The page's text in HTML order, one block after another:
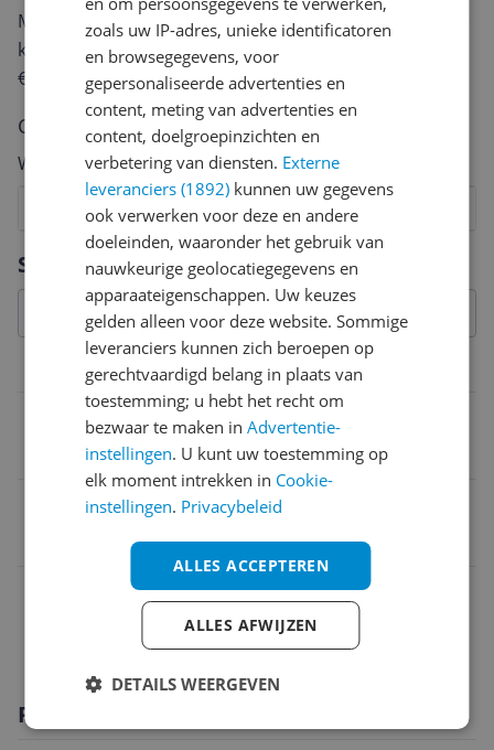
Specificaties
Compatibiliteit
Lensvatting
Fujifilm X
4547410470901
Functies
Optiek
Productomschrijving
Met jouw mening help je andere bezoekers een betere
keuze te maken én maak je iedere maand kans op
€250,-!
Klik hier voor de actievoorwaarden.
Cijfer
Welk cijfer geef jij dit product?
8
7
6
5
4
3
2
Vraag 1 van 4
zoals uw IP-adres, unieke identificatoren
en browsegegevens, voor
gepersonaliseerde advertenties en
content, meting van advertenties en
content, doelgroepinzichten en
verbetering van diensten. Externe
leveranciers (1892) kunnen uw gegevens
ook verwerken voor deze en andere
doeleinden, waaronder het gebruik van
nauwkeurige geolocatiegegevens en
apparaateigenschappen. Uw keuzes
gelden alleen voor deze website. Sommige
leveranciers kunnen zich beroepen op
gerechtvaardigd belang in plaats van
toestemming; u hebt het recht om
bezwaar te maken inAdvertentie-
instellingen. U kunt uw toestemming op
elk moment intrekken in Cookie-
instellingen. Privacybeleid
ALLES ACCEPTEREN
ALLES AFWIJZEN
DETAILS WEERGEVEN